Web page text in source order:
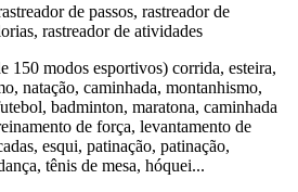
de passos, rastreador de
rastreador de atividades
150 modos esportivos) corrida, esteira,
natação, caminhada, montanhismo,
badminton, maratona, caminhada
de força, levantamento de
esqui, patinação, patinação,
tênis de mesa, hóquei...